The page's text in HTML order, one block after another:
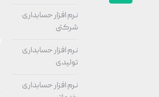
نرم افزار حسابداری
شرکتی
نرم افزار حسابداری
تولیدی
نرم افزار حسابداری